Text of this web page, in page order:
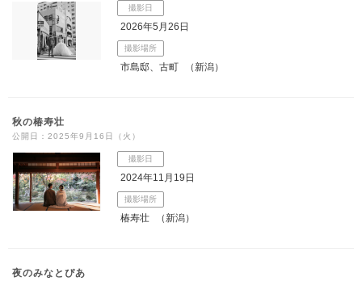
撮影日
2026年5月26日
撮影場所
市島邸、古町 （新潟）
秋の椿寿壮
公開日：2025年9月16日（火）
撮影日
2024年11月19日
撮影場所
椿寿壮 （新潟）
夜のみなとぴあ